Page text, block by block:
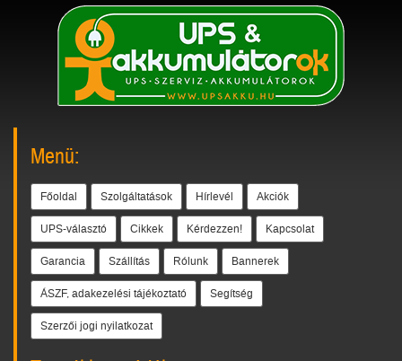
Menü:
Főoldal Szolgáltatások Hírlevél Akciók
UPS-választó Cikkek Kérdezzen! Kapcsolat
Garancia Szállítás Rólunk Bannerek
ÁSZF, adakezelési tájékoztató Segítség
Szerzői jogi nyilatkozat